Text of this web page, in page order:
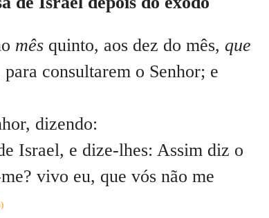
mês quinto, aos dez do mês, que
consultarem o Senhor; e
dizendo:
Israel, e dize-lhes: Assim diz o
vivo eu, que vós não me